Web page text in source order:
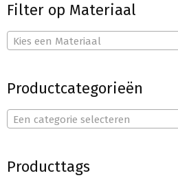
Filter op Materiaal
Kies een Materiaal
Productcategorieën
Een categorie selecteren
Producttags